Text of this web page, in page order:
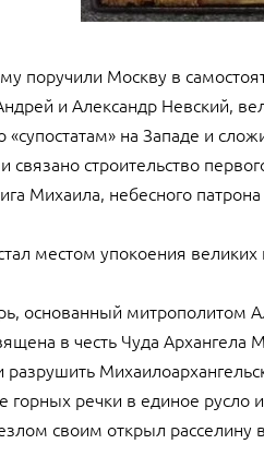
поручили Москву в
и Александр Невский,
на Западе и
строительство
Михаила, небесного
местом упокоения великих
основанный митрополитом
в честь Чуда Архангела
горных речки в единое русло
своим открыл расселину